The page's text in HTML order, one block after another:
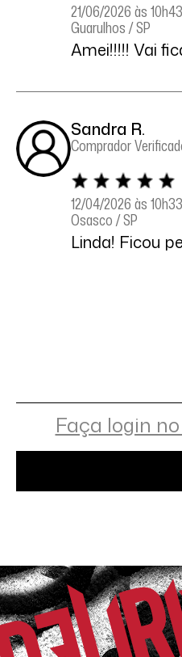
21/06/2026 às 10h43
Guarulhos / SP
Amei!!!!! Vai
Sandra R.
Comprador
12/04/2026 às 10h33
Osasco / SP
Linda! Ficou
Faça login